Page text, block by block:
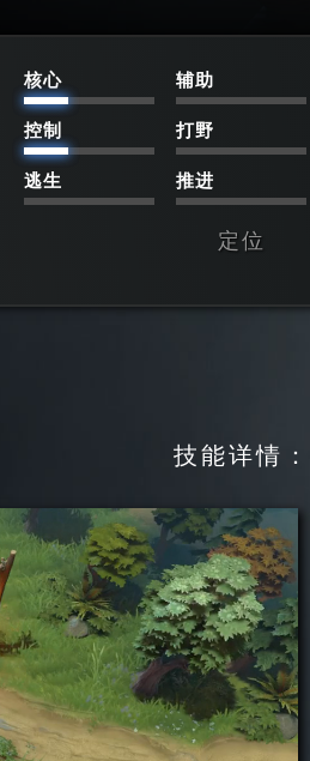
核心 辅助
控制 打野
逃生 推进
定位
技能详情：